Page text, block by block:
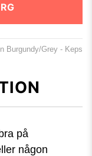
Burgundy/Grey - Keps
på
någon